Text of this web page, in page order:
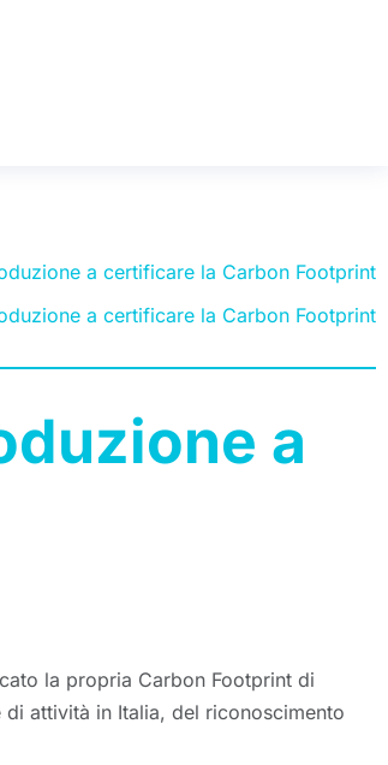
a certificare la Carbon Footprint
a certificare la Carbon Footprint
a
la propria Carbon Footprint di
attività in Italia, del riconoscimento